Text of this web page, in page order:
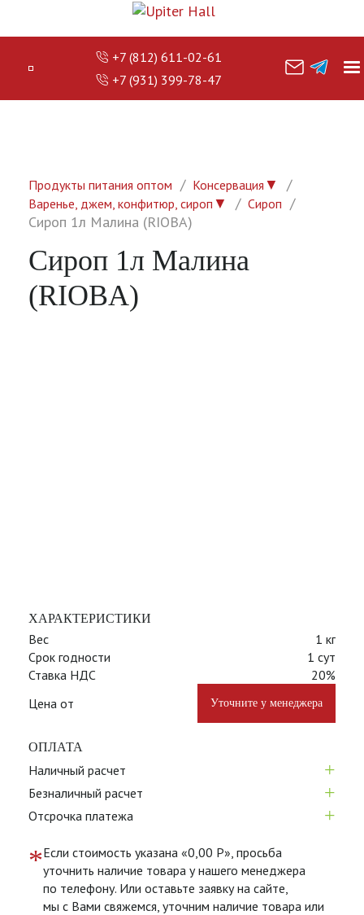
+7 (812) 611-02-61
+7 (931) 399-78-47
Продукты питания оптом Консервация ▼
Варенье, джем, конфитюр, сироп ▼ Сироп
Сироп 1л Малина (RIOBA)
Сироп 1л Малина
(RIOBA)
ХАРАКТЕРИСТИКИ
Вес
1 кг
Срок годности
1 сут
Ставка НДС
20%
Цена от
Уточните у менеджера
ОПЛАТА
Наличный расчет +
Безналичный расчет +
Отсрочка платежа +
*Если стоимость указана «0,00 Р», просьба
уточнить наличие товара у нашего менеджера
по телефону. Или оставьте заявку на сайте,
мы с Вами свяжемся, уточним наличие товара или